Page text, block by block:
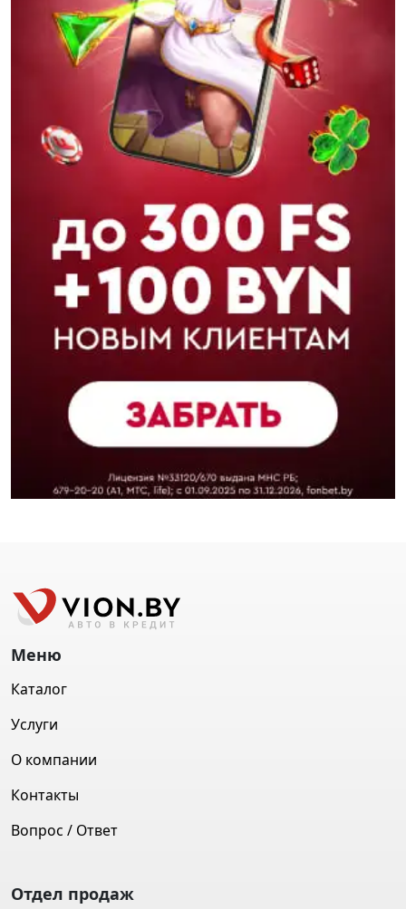
Меню
Каталог
Услуги
О компании
Контакты
Вопрос / Ответ
Отдел продаж